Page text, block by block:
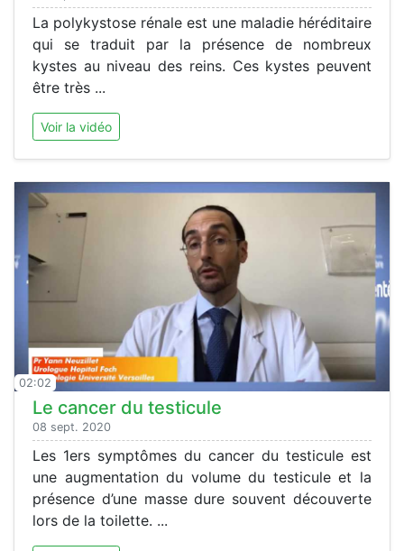
La polykystose rénale est une maladie héréditaire
qui se traduit par la présence de nombreux
kystes au niveau des reins. Ces kystes peuvent
être très ...
Voir la vidéo
02:02
Le cancer du testicule
08 sept. 2020
Les 1ers symptômes du cancer du testicule est
une augmentation du volume du testicule et la
présence d’une masse dure souvent découverte
lors de la toilette. ...